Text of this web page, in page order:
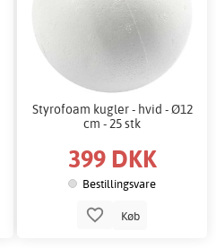
Styrofoam kugler - hvid - Ø12
cm - 25 stk
399 DKK
Bestillingsvare
Køb